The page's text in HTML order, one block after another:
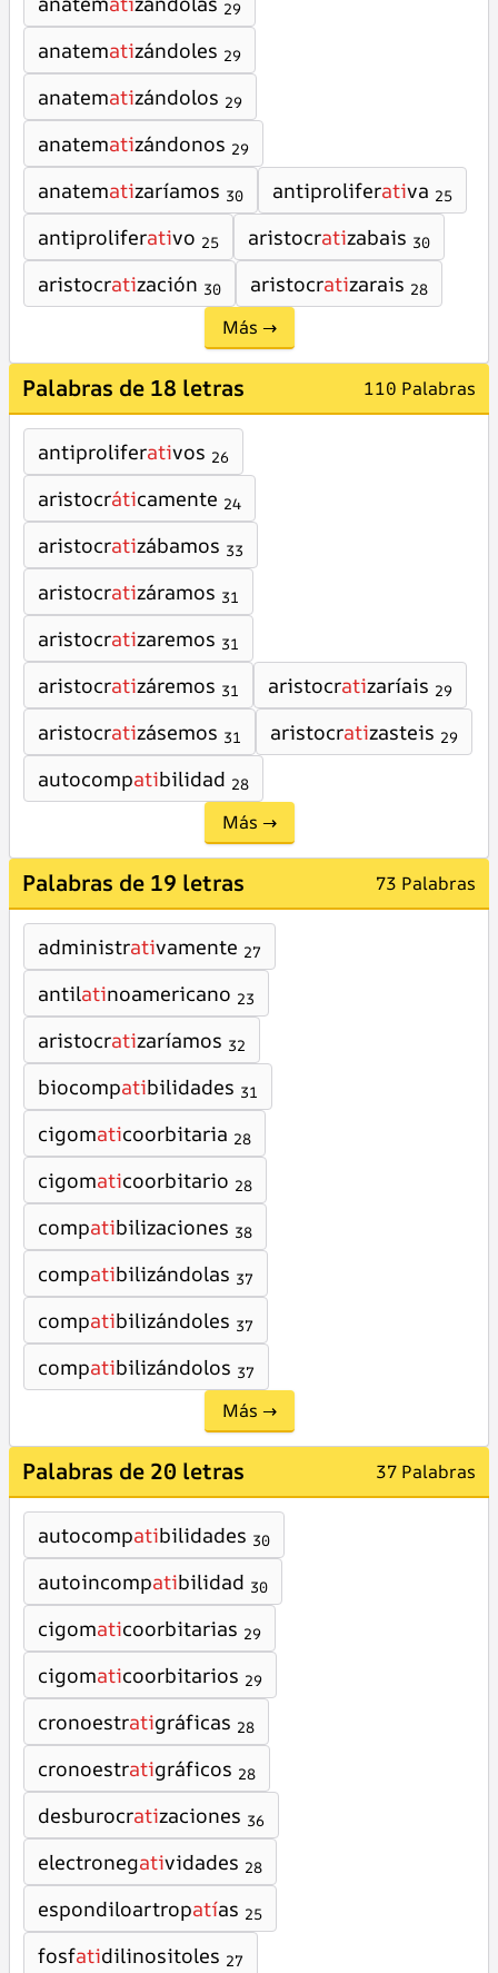
29
anatematizándoles 29
anatematizándolos 29
anatematizándonos 29
anatematizaríamos 30 antiproliferativa 25
antiproliferativo 25 aristocratizabais 30
aristocratización 30 aristocratizarais 28
Más →
Palabras de 18 letras 110 Palabras
antiproliferativos 26
aristocráticamente 24
aristocratizábamos 33
aristocratizáramos 31
aristocratizaremos 31
aristocratizáremos 31 aristocratizaríais 29
aristocratizásemos 31 aristocratizasteis 29
autocompatibilidad 28
Más →
Palabras de 19 letras 73 Palabras
administrativamente 27
antilatinoamericano 23
aristocratizaríamos 32
biocompatibilidades 31
cigomaticoorbitaria 28
cigomaticoorbitario 28
compatibilizaciones 38
compatibilizándolas 37
compatibilizándoles 37
compatibilizándolos 37
Más →
Palabras de 20 letras 37 Palabras
autocompatibilidades 30
autoincompatibilidad 30
cigomaticoorbitarias 29
cigomaticoorbitarios 29
cronoestratigráficas 28
cronoestratigráficos 28
desburocratizaciones 36
electronegatividades 28
espondiloartropatías 25
fosfatidilinositoles 27